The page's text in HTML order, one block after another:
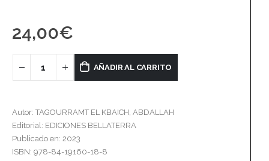
24,00€
AÑADIR AL CARRITO
Autor: TAGOURRAMT EL KBAICH, ABDALLAH
Editorial: EDICIONES BELLATERRA
Publicado en: 2023
ISBN: 978-84-19160-18-8